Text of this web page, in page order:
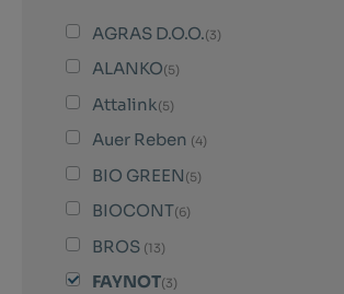
AGRAS D.O.O.(3)
ALANKO(5)
Attalink(5)
Auer Reben (4)
BIO GREEN (5)
BIOCONT(6)
BROS (13)
FAYNOT(3)